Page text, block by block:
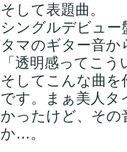
そして表題曲。
シングルデビュ
タマのギター音か
「透明感ってこ
そしてこんな曲
です。まぁ美人
かったけど、その
か…。